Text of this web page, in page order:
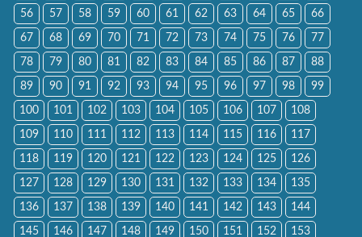
56 57 58 59 60 61 62 63 64 65 66
67 68 69 70 71 72 73 74 75 76 77
78 79 80 81 82 83 84 85 86 87 88
89 90 91 92 93 94 95 96 97 98 99
100 101 102 103 104 105 106 107 108
109 110 111 112 113 114 115 116 117
118 119 120 121 122 123 124 125 126
127 128 129 130 131 132 133 134 135
136 137 138 139 140 141 142 143 144
145 146 147 148 149 150 151 152 153